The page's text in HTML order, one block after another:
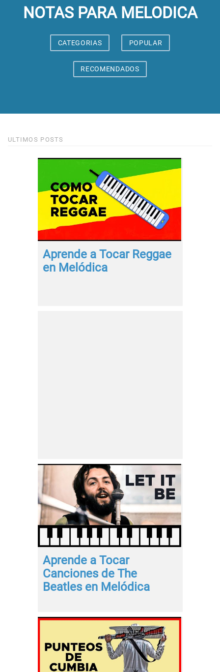
NOTAS PARA MELODICA
CATEGORIAS POPULAR
RECOMENDADOS
ULTIMOS POSTS
Aprende a Tocar Reggae
en Melódica
Aprende a Tocar
Canciones de The
Beatles en Melódica